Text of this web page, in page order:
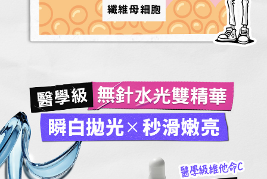
醫學級 無針水光雙精華
瞬白拋光 X 秒滑嫩亮
醫學級維他命C